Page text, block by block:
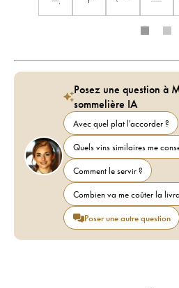
Posez une question à
sommelière IA
Avec quel plat l'accorder ?
Quels vins similaires me
Comment le servir ?
Combien va me coûter la
Poser une autre question